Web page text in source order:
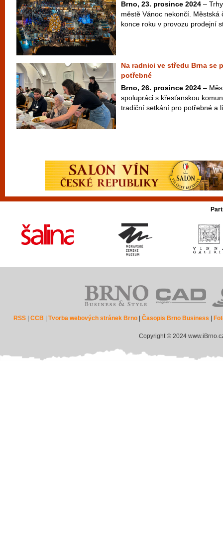
Brno, 23. prosince 2024 –
městě Vánoc nekončí.
konce roku v provozu prodejní
Na radnici ve středu Brna se
potřebné
Brno, 26. prosince 2024 –
spolupráci s křesťanskou
tradiční setkání pro potřebné a
RSS |CCB |Tvorba webových stránek Brno |Časopis Brno Business
Copyright © 2024